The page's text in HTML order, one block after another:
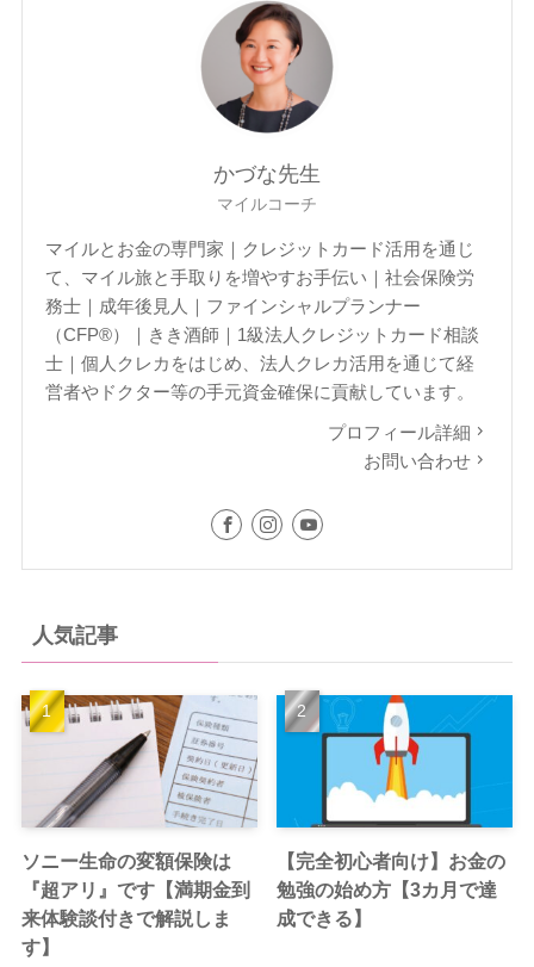
かづな先生
マイルコーチ
マイルとお金の専門家｜クレジットカード活用を通じ
て、マイル旅と手取りを増やすお手伝い｜社会保険労
務士｜成年後見人｜ファインシャルプランナー
（CFP®）｜きき酒師｜1級法人クレジットカード相談
士｜個人クレカをはじめ、法人クレカ活用を通じて経
営者やドクター等の手元資金確保に貢献しています。
プロフィール詳細
お問い合わせ
人気記事
ソニー生命の変額保険は
『超アリ』です【満期金到
来体験談付きで解説しま
す】
【完全初心者向け】お金の
勉強の始め方【3カ月で達
成できる】